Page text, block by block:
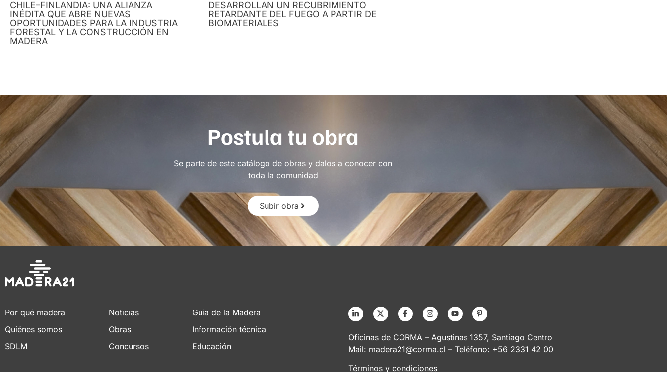
CHILE–FINLANDIA: UNA ALIANZA
INÉDITA QUE ABRE NUEVAS
OPORTUNIDADES PARA LA INDUSTRIA
FORESTAL Y LA CONSTRUCCIÓN EN
MADERA
DESARROLLAN UN RECUBRIMIENTO
RETARDANTE DEL FUEGO A PARTIR DE
BIOMATERIALES
Postula tu obra
Se parte de este catálogo de obras y dalos a conocer con
toda la comunidad
Subir obra
Por qué madera
Quiénes somos
SDLM
Noticias
Obras
Concursos
Guía de la Madera
Información técnica
Educación
Oficinas de CORMA – Agustinas 1357, Santiago Centro
Mail: madera21@corma.cl – Teléfono: +56 2331 42 00
Términos y condiciones